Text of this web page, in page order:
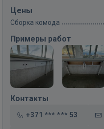
Цены
Сборка комода
Примеры работ
Контакты
+371 *** *** 53